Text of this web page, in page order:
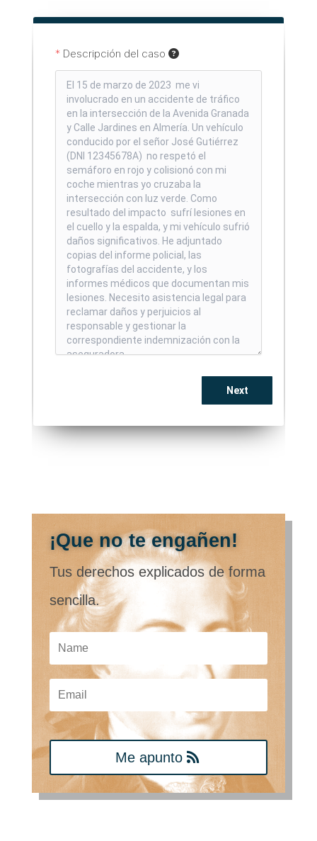
¡Que no te engañen!
Tus derechos explicados de forma
sencilla.
Me apunto